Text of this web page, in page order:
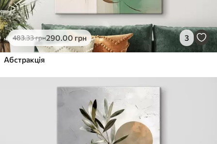
483.33грн290.00 грн 3
Абстракція